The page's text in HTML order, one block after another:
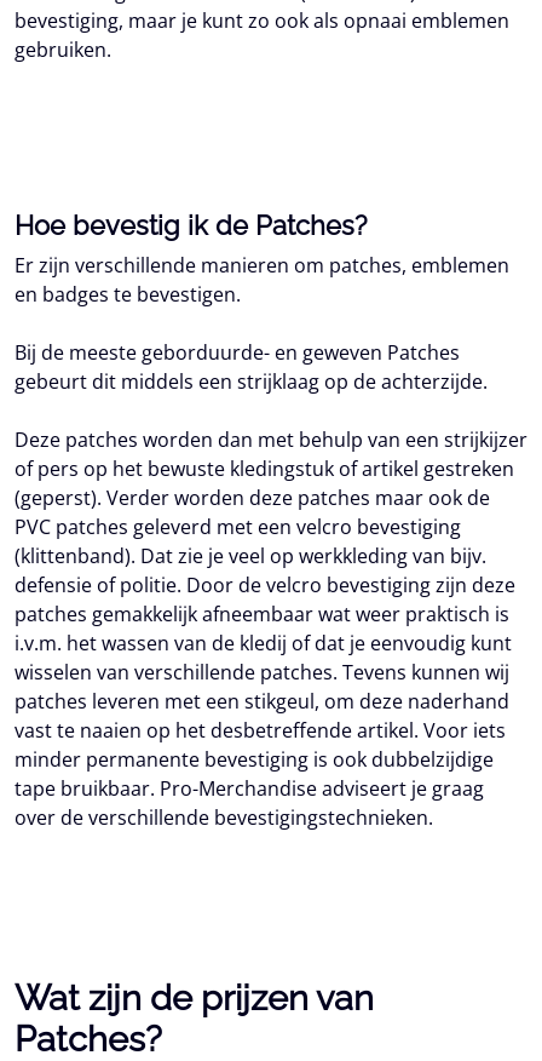
bevestiging, maar je kunt zo ook als opnaai emblemen
gebruiken.
Hoe bevestig ik de Patches?
Er zijn verschillende manieren om patches, emblemen
en badges te bevestigen.
Bij de meeste geborduurde- en geweven Patches
gebeurt dit middels een strijklaag op de achterzijde.
Deze patches worden dan met behulp van een strijkijzer
of pers op het bewuste kledingstuk of artikel gestreken
(geperst). Verder worden deze patches maar ook de
PVC patches geleverd met een velcro bevestiging
(klittenband). Dat zie je veel op werkkleding van bijv.
defensie of politie. Door de velcro bevestiging zijn deze
patches gemakkelijk afneembaar wat weer praktisch is
i.v.m. het wassen van de kledij of dat je eenvoudig kunt
wisselen van verschillende patches. Tevens kunnen wij
patches leveren met een stikgeul, om deze naderhand
vast te naaien op het desbetreffende artikel. Voor iets
minder permanente bevestiging is ook dubbelzijdige
tape bruikbaar. Pro-Merchandise adviseert je graag
over de verschillende bevestigingstechnieken.
Wat zijn de prijzen van
Patches?